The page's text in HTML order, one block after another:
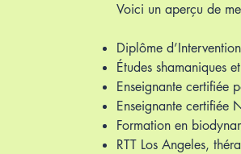
Voici un aperçu de
Diplôme
Études shamaniques
Enseignante certifiée
Enseignante certifiée
Formation en
RTT Los Angeles,